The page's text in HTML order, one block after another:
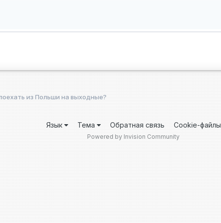
из Польши на выходные?
Язык Тема Обратная связь Cookie-файлы
Powered by Invision Community